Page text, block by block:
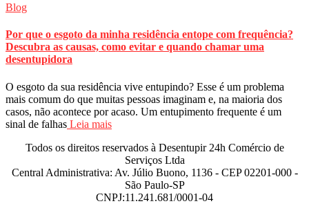
Blog
Por que o esgoto da minha residência entope com frequência?
Descubra as causas, como evitar e quando chamar uma
desentupidora
O esgoto da sua residência vive entupindo? Esse é um problema
mais comum do que muitas pessoas imaginam e, na maioria dos
casos, não acontece por acaso. Um entupimento frequente é um
sinal de falhas Leia mais
Todos os direitos reservados à Desentupir 24h Comércio de
Serviços Ltda
Central Administrativa: Av. Júlio Buono, 1136 - CEP 02201-000 -
São Paulo-SP
CNPJ:11.241.681/0001-04